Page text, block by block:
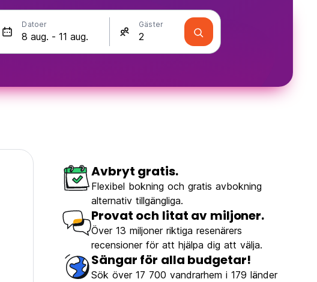
Datoer Gäster
Avbryt gratis.
Flexibel bokning och gratis avbokning
alternativ tillgängliga.
Provat och litat av miljoner.
Över 13 miljoner riktiga resenärers
recensioner för att hjälpa dig att välja.
Sängar för alla budgetar!
Sök över 17 700 vandrarhem i 179 länder